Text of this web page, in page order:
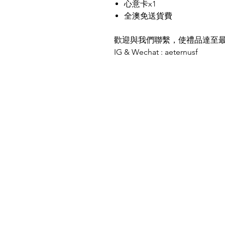
心意卡x1
全澳免送貨費
歡迎與我們聯繫，使禮品達至
IG & Wechat : aeternusf